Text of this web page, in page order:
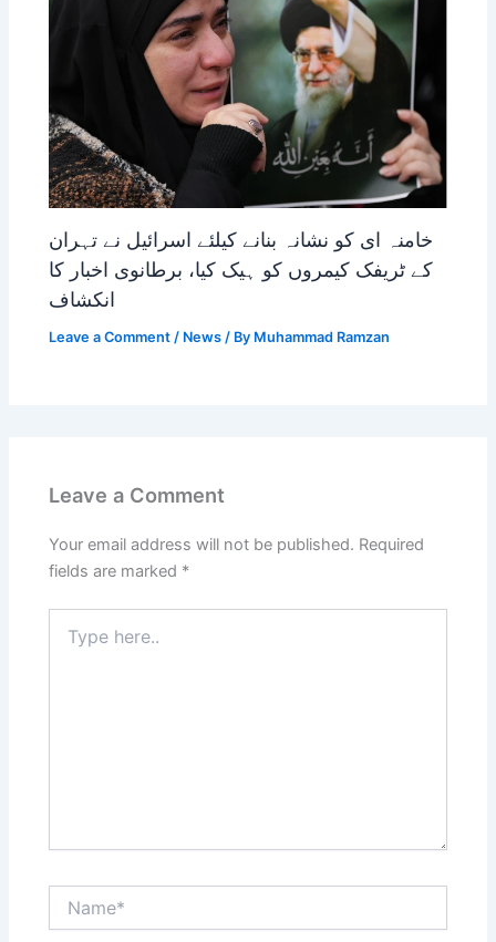
خامنہ ای کو نشانہ بنانے کیلئے اسرائیل نے تہران
کے ٹریفک کیمروں کو ہیک کیا، برطانوی اخبار کا
انکشاف
Leave a Comment / News / By Muhammad Ramzan
Leave a Comment
Your email address will not be published. Required
fields are marked *
here..